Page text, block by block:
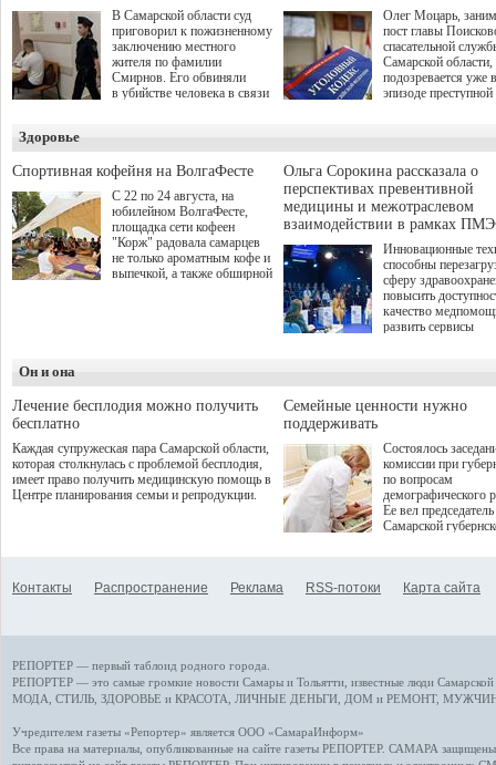
В Самарской области суд
приговорил к пожизненному
заключению местного
жителя по фамилии
Смирнов. Его обвиняли
в убийстве человека в связи
Олег Моцарь,
пост главы
спасательной
Самарской области,
подозревается уже
эпизоде преступной
а сам он
Здоровье
Спортивная кофейня на ВолгаФесте
С 22 по 24 августа, на
юбилейном ВолгаФесте,
площадка сети кофеен
"Корж" радовала самарцев
не только ароматным кофе и
выпечкой, а также обширной
Ольга Сорокина рассказала о
перспективах превентивной
медицины и межотраслевом
взаимодействии в рамках
Инновационные
способны
сферу
повысить
качество
развить сервисы
определенными
К ним можно
возникающие при
данными
более динамичного
проникновения
сегмент
отраслевое
рассказала Ольга
ходе сессии
качества жизни" в
ПМЭФ 2025. В
РФ Михаил
представители
Он и она
Лечение бесплодия можно получить
бесплатно
Каждая супружеская пара Самарской области,
которая столкнулась с проблемой бесплодия,
имеет право получить медицинскую помощь в
Центре планирования семьи и репродукции.
Семейные ценности нужно
поддерживать
Состоялось
комиссии при
по вопросам
демографического
Ее вел председатель
Самарской
Контакты Распространение Реклама RSS-потоки Карта сайта
РЕПОРТЕР — первый таблоид родного города.
РЕПОРТЕР — это самые громкие новости Самары и Тольятти, известные люди
МОДА, СТИЛЬ ЗДОРОВЬЕ и КРАСОТА ЛИЧНЫЕ ДЕНЬГИ ДОМ и РЕМОНТ,
Учредителем газеты «Репортер» является ООО «СамараИнформ»
Все права на материалы, опубликованные на сайте газеты РЕПОРТЕР. САМАРА защищены.